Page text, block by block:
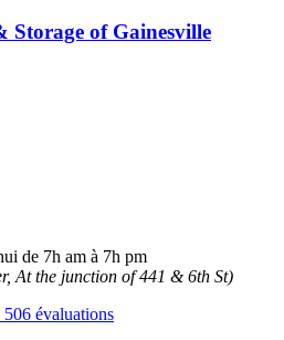
of Gainesville
de 7h am à 7h pm
At the junction of 441 & 6th St)
506 évaluations